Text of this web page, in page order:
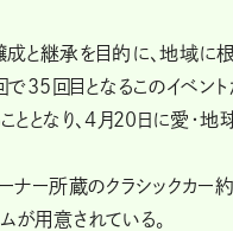
と継承を目的に、地域に根
回で35回目となるこのイベ
となり、4月20日に愛・
ナー所蔵のクラシックカ
が用意されている。